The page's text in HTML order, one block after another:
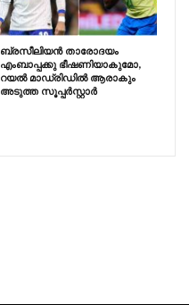
ബ്രസീലിയൻ താരോദയം
എംബാപ്പക്കു ഭീഷണിയാകുമോ,
റയൽ മാഡ്രിഡിൽ ആരാകും
അടുത്ത സൂപ്പർസ്റ്റാർ